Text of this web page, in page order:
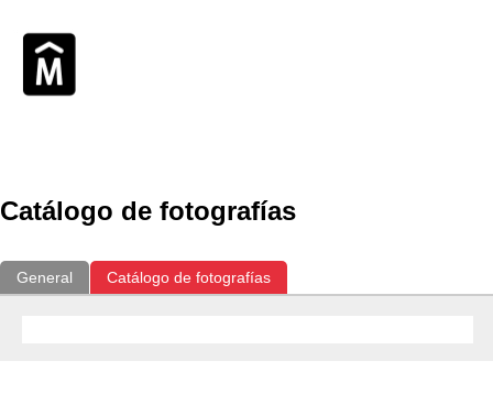
Catálogo de fotografías
General Catálogo de fotografías